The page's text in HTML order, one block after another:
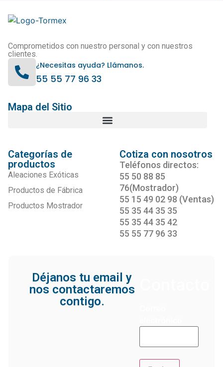
Comprometidos con nuestro personal y con nuestros
clientes.
¿Necesitas ayuda? Llámanos.
55 55 77 96 33
Mapa del Sitio
Categorías de
productos
Aleaciones Exóticas
Productos de Fábrica
Productos Mostrador
Cotiza con nosotros
Teléfonos directos:
55 50 88 85
76(Mostrador)
55 15 49 02 98 (Ventas)
55 35 44 35 35
55 35 44 35 42
55 55 77 96 33
Déjanos tu email y
nos contactaremos
contigo.